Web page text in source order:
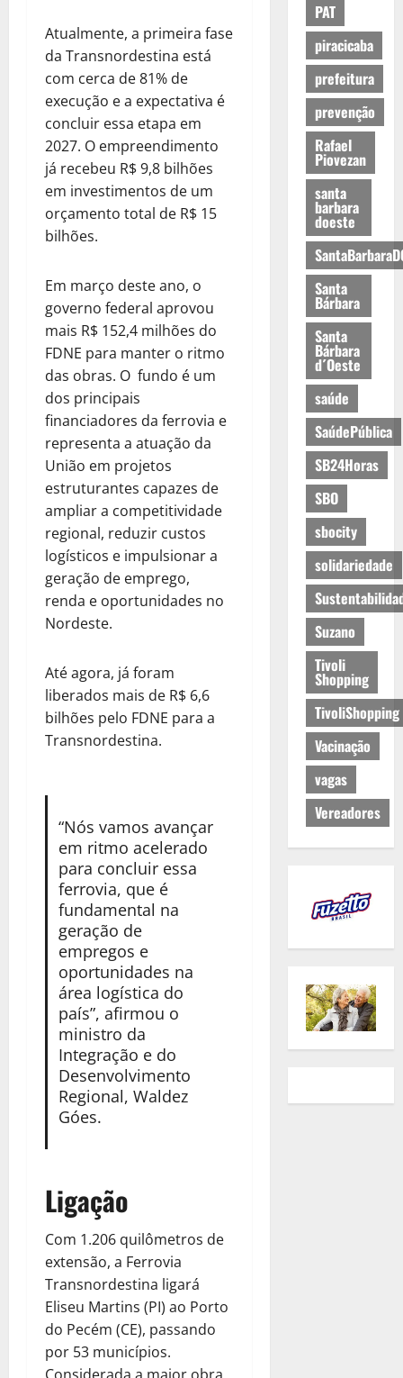
Atualmente, a primeira fase
da Transnordestina está
com cerca de 81% de
execução e a expectativa é
concluir essa etapa em
2027. O empreendimento
já recebeu R$ 9,8 bilhões
em investimentos de um
orçamento total de R$ 15
bilhões.
Em março deste ano, o
governo federal aprovou
mais R$ 152,4 milhões do
FDNE para manter o ritmo
das obras. O fundo é um
dos principais
financiadores da ferrovia e
representa a atuação da
União em projetos
estruturantes capazes de
ampliar a competitividade
regional, reduzir custos
logísticos e impulsionar a
geração de emprego,
renda e oportunidades no
Nordeste.
Até agora, já foram
liberados mais de R$ 6,6
bilhões pelo FDNE para a
Transnordestina.
“Nós vamos avançar
em ritmo acelerado
para concluir essa
ferrovia, que é
fundamental na
geração de
empregos e
oportunidades na
área logística do
país”, afirmou o
ministro da
Integração e do
Desenvolvimento
Regional, Waldez
Góes.
Ligação
Com 1.206 quilômetros de
extensão, a Ferrovia
Transnordestina ligará
Eliseu Martins (PI) ao Porto
do Pecém (CE), passando
por 53 municípios.
PAT
piracicaba
prefeitura
prevenção
Rafael
Piovezan
santa
barbara
doeste
Santa
Bárbara
Santa
Bárbara
d´Oeste
saúde
SaúdePública
SB24Horas
SBO
sbocity
solidariedade
Suzano
Tivoli
Shopping
TivoliShopping
Vacinação
vagas
Vereadores